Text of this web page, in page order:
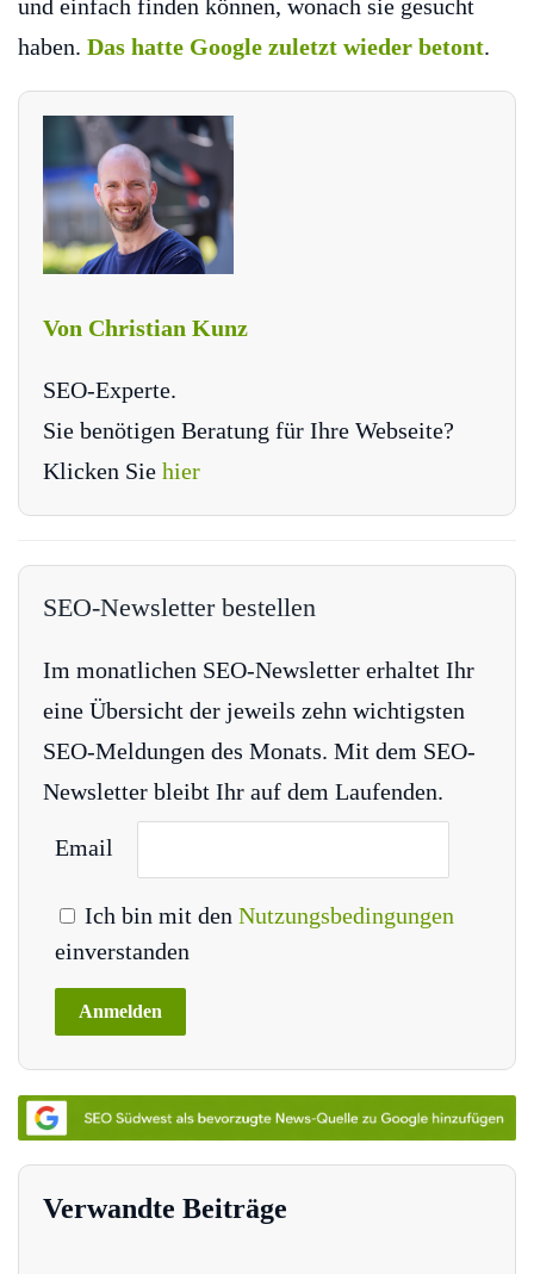
und einfach finden können, wonach sie gesucht
haben. Das hatte Google zuletzt wieder betont.
Von Christian Kunz
SEO-Experte.
Sie benötigen Beratung für Ihre Webseite?
Klicken Sie hier
SEO-Newsletter bestellen
Im monatlichen SEO-Newsletter erhaltet Ihr
eine Übersicht der jeweils zehn wichtigsten
SEO-Meldungen des Monats. Mit dem SEO-
Newsletter bleibt Ihr auf dem Laufenden.
Email
Ich bin mit den Nutzungsbedingungen
einverstanden
Verwandte Beiträge